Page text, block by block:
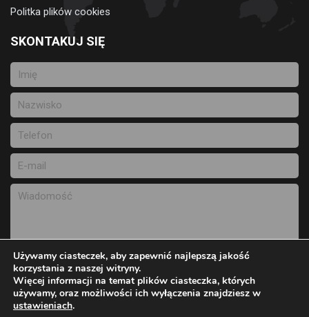
Politka plików cookies
SKONTAKUJ SIĘ
Wyślij wiadomość
Używamy ciasteczek, aby zapewnić najlepszą jakość
korzystania z naszej witryny.
Więcej informacji na temat plików ciasteczka, których
używamy, oraz możliwości ich wyłączenia znajdziesz w
ustawieniach.